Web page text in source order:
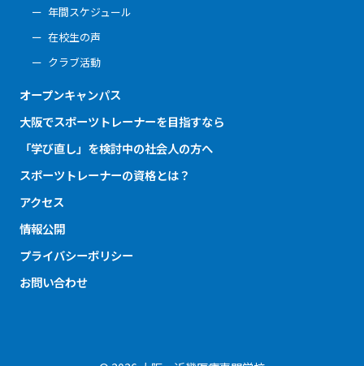
年間スケジュール
在校生の声
クラブ活動
オープンキャンパス
大阪でスポーツトレーナーを目指すなら
「学び直し」を検討中の社会人の方へ
スポーツトレーナーの資格とは？
アクセス
情報公開
プライバシーポリシー
お問い合わせ